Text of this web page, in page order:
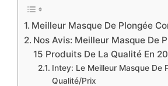
​Meilleur Masque De Plongée
​Nos Avis​: Meilleur Masque De
15 Produits De La Qualité En
​Intey: Le Meilleur Masque De
Qualité/Prix